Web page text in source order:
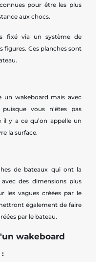
pour être les plus
aux chocs.
fixé via un système de
figures. Ces planches sont
un wakeboard mais avec
vous n’êtes pas
il y a ce qu’on appelle un
la surface.
de bateaux qui ont la
des dimensions plus
les vagues créées par le
également de faire
par le bateau.
wakeboard
: